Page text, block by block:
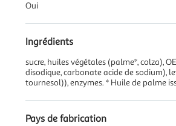
Oui
Ingrédients
sucre, huiles végétales (palme*, colza),
disodique, carbonate acide de sodium),
tournesol)), enzymes. * Huile de palme
Pays de fabrication